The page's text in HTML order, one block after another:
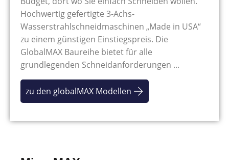
Hochwertig gefertigte 3-Achs-
Wasserstrahlschneidmaschinen „Made in USA“
zu einem günstigen Einstiegspreis. Die
GlobalMAX Baureihe bietet für alle
grundlegenden Schneidanforderungen ...
zu den globalMAX Modellen